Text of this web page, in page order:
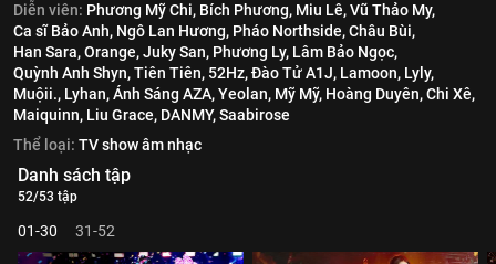
Diễn viên: Phương Mỹ Chi, Bích Phương, Miu Lê,Vũ Thảo My,
Ca sĩ Bảo Anh, Ngô Lan Hương, Pháo Northside,Châu Bùi,
Han Sara,Orange,Juky San, Phương Ly, Lâm Bảo Ngọc,
Quỳnh Anh Shyn,Tiên Tiên, 52Hz,Đào Tử A1J, Lamoon, Lyly,
Muộii., Lyhan,Ánh Sáng AZA,Yeolan, Mỹ Mỹ, Hoàng Duyên,Chi Xê,
Maiquinn, Liu Grace, DANMY,Saabirose
Thể loại: TV show âm nhạc
Danh sách tập
52/53 tập
01-30 31-52